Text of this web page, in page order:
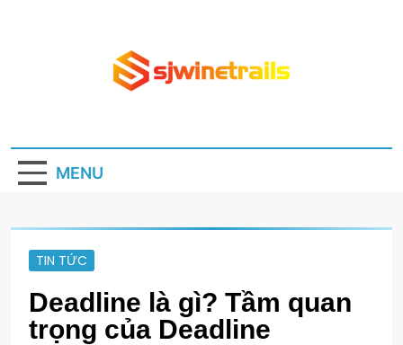
MENU
TIN TỨC
Deadline là gì? Tầm quan
trọng của Deadline